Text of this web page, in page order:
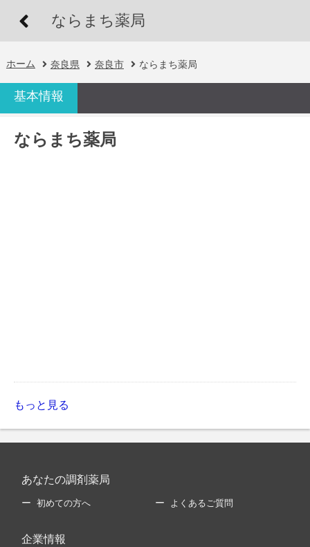
ならまち薬局
ホーム 奈良県 奈良市 ならまち薬局
基本情報
ならまち薬局
もっと見る
あなたの調剤薬局
初めての方へ よくあるご質問
企業情報